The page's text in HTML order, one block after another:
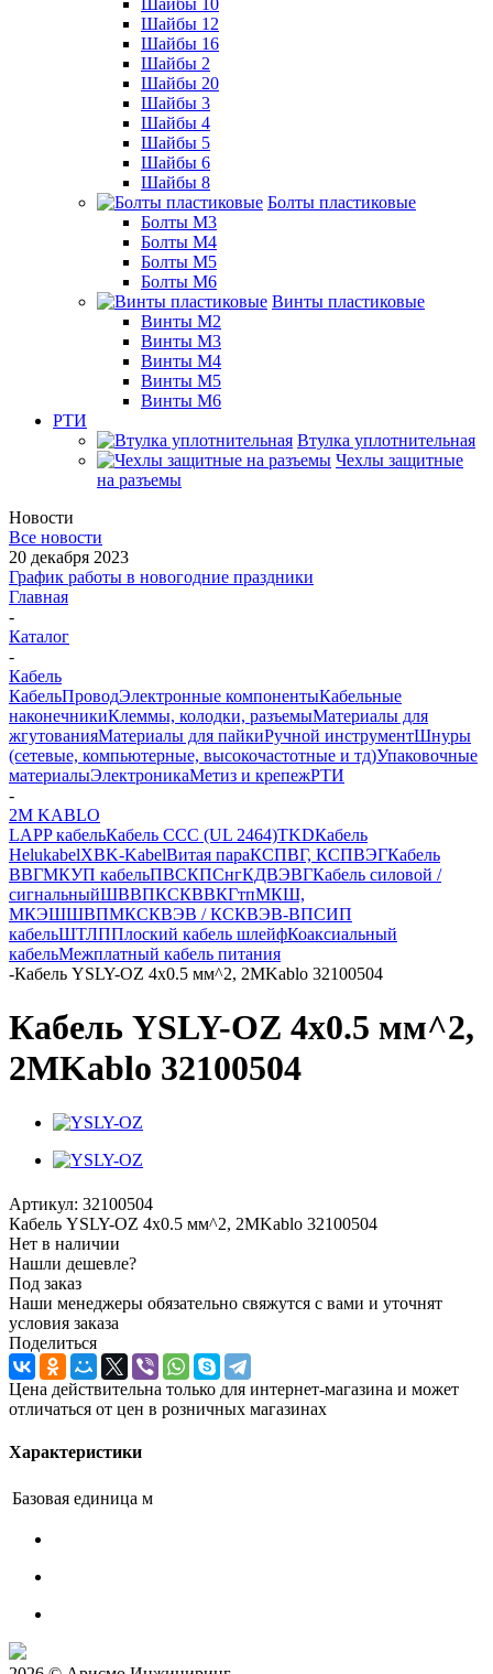
Шайбы 10
Шайбы 12
Шайбы 16
Шайбы 2
Шайбы 20
Шайбы 3
Шайбы 4
Шайбы 5
Шайбы 6
Шайбы 8
Болты пластиковые
Болты М3
Болты М4
Болты М5
Болты М6
Винты пластиковые
Винты М2
Винты М3
Винты М4
Винты М5
Винты М6
РТИ
Втулка уплотнительная
Чехлы защитные
на разъемы
Новости
Все новости
20 декабря 2023
График работы в новогодние праздники
Главная
-
Каталог
-
Кабель
КабельПроводЭлектронные компонентыКабельные
наконечникиКлеммы, колодки, разъемыМатериалы для
жгутованияМатериалы для пайкиРучной инструментШнуры
(сетевые, компьютерные, высокочастотные и тд)Упаковочные
материалыЭлектроникаМетиз и крепежРТИ
-
2M KABLO
LAPP кабельКабель CCC (UL 2464)TKDКабель
HelukabelXBK-KabelВитая параКСПВГ, КСПВЭГКабель
ВВГМКУП кабельПВСКПСнгКДВЭВГКабель силовой /
сигнальныйШВВПКСКВВКГтпМКШ,
МКЭШШВПМКСКВЭВ / КСКВЭВ-ВПСИП
кабельШТЛППлоский кабель шлейфКоаксиальный
кабельМежплатный кабель питания
-Кабель YSLY-OZ 4х0.5 мм^2, 2MKablo 32100504
Кабель YSLY-OZ 4х0.5 мм^2,
2MKablo 32100504
Артикул: 32100504
Кабель YSLY-OZ 4х0.5 мм^2, 2MKablo 32100504
Нет в наличии
Нашли дешевле?
Под заказ
Наши менеджеры обязательно свяжутся с вами и уточнят
условия заказа
Поделиться
Цена действительна только для интернет-магазина и может
отличаться от цен в розничных магазинах
Характеристики
Базовая единица м